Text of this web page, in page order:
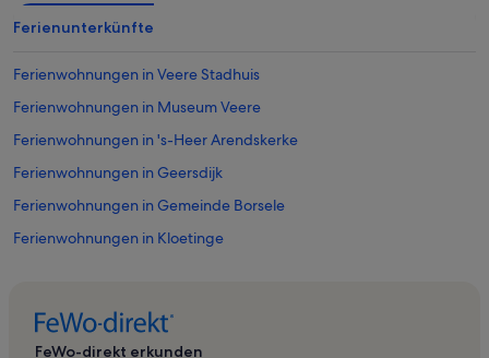
Ferienunterkünfte
Ferienwohnungen in Veere Stadhuis
Ferienwohnungen in Museum Veere
Ferienwohnungen in 's-Heer Arendskerke
Ferienwohnungen in Geersdijk
Ferienwohnungen in Gemeinde Borsele
Ferienwohnungen in Kloetinge
Ferienwohnungen in Zanddijk
FeWo-direkt erkunden